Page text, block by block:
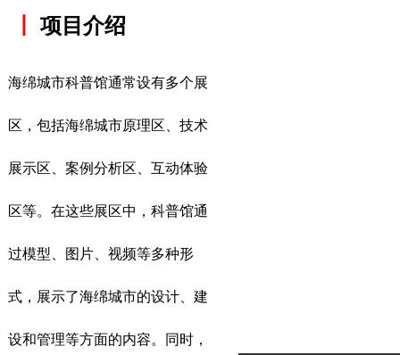
项目介绍
海绵城市科普馆通常设有多个展
区，包括海绵城市原理区、技术
展示区、案例分析区、互动体验
区等。在这些展区中，科普馆通
过模型、图片、视频等多种形
式，展示了海绵城市的设计、建
设和管理等方面的内容。同时，